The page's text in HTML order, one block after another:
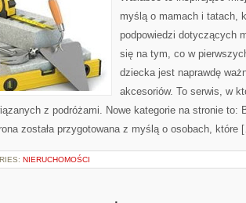
myślą o mamach i tatach,
podpowiedzi dotyczących
się na tym, co w
dziecka jest naprawdę
akcesoriów. To serwis, w
z podróżami. Nowe kategorie na stronie to:
została przygotowana z myślą o osobach, które
NIERUCHOMOŚCI